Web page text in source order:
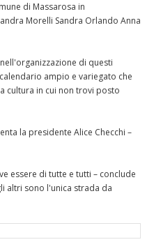
di Massarosa in
Morelli Sandra Orlando Anna
di questi
ampio e variegato che
cultura in cui non trovi posto
la presidente Alice Checchi –
essere di tutte e tutti – conclude
altri sono l'unica strada da